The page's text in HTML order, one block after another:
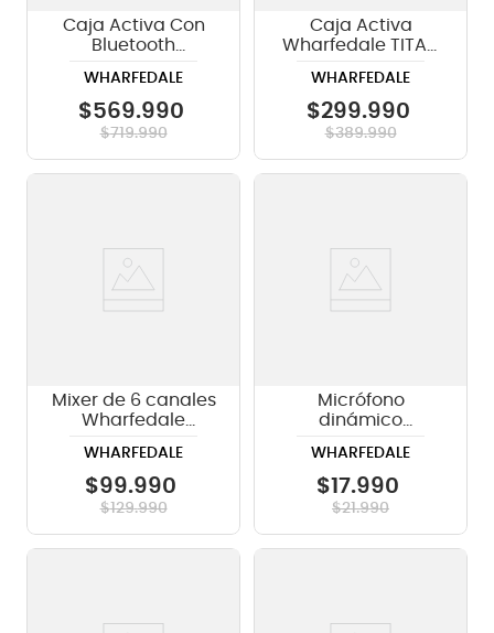
Caja Activa Con
Bluetooth
TYPHON-AXF15-BT
- 15"/770w
WHARFEDALE
$569.990
$719.990
Caja Activa
Wharfedale TITAN
WHARFEDALE
$299.990
$389.990
Mixer de 6 canales
Wharfedale
- negro
WHARFEDALE
$99.990
$129.990
Micrófono
dinámico
WHARFEDALE
$17.990
$21.990